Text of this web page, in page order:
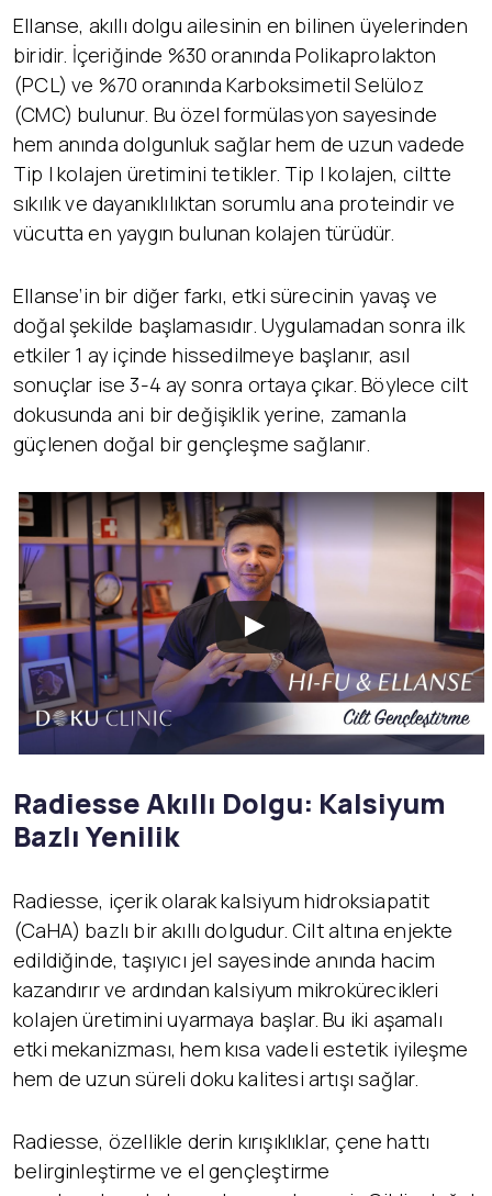
Ellanse, akıllı dolgu ailesinin en bilinen üyelerinden
biridir. İçeriğinde %30 oranında Polikaprolakton
(PCL) ve %70 oranında Karboksimetil Selüloz
(CMC) bulunur. Bu özel formülasyon sayesinde
hem anında dolgunluk sağlar hem de uzun vadede
Tip I kolajen üretimini tetikler. Tip I kolajen, ciltte
sıkılık ve dayanıklılıktan sorumlu ana proteindir ve
vücutta en yaygın bulunan kolajen türüdür.
Ellanse’in bir diğer farkı, etki sürecinin yavaş ve
doğal şekilde başlamasıdır. Uygulamadan sonra ilk
etkiler 1 ay içinde hissedilmeye başlanır, asıl
sonuçlar ise 3-4 ay sonra ortaya çıkar. Böylece cilt
dokusunda ani bir değişiklik yerine, zamanla
güçlenen doğal bir gençleşme sağlanır.
Radiesse Akıllı Dolgu: Kalsiyum
Bazlı Yenilik
Radiesse, içerik olarak kalsiyum hidroksiapatit
(CaHA) bazlı bir akıllı dolgudur. Cilt altına enjekte
edildiğinde, taşıyıcı jel sayesinde anında hacim
kazandırır ve ardından kalsiyum mikrokürecikleri
kolajen üretimini uyarmaya başlar. Bu iki aşamalı
etki mekanizması, hem kısa vadeli estetik iyileşme
hem de uzun süreli doku kalitesi artışı sağlar.
Radiesse, özellikle derin kırışıklıklar, çene hattı
belirginleştirme ve el gençleştirme